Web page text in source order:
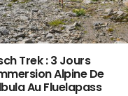
Trek : 3 Jours
Alpine De
Au Fluelapass